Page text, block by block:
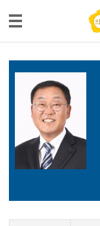
김남수 의원
인
사
언
상